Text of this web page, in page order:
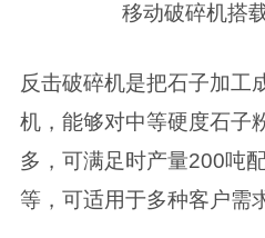
移动破碎机搭
反击破碎机是把石子加工
机，能够对中等硬度石子
多，可满足时产量200吨
等，可适用于多种客户需